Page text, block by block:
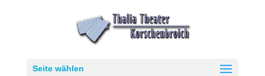
Seite wählen